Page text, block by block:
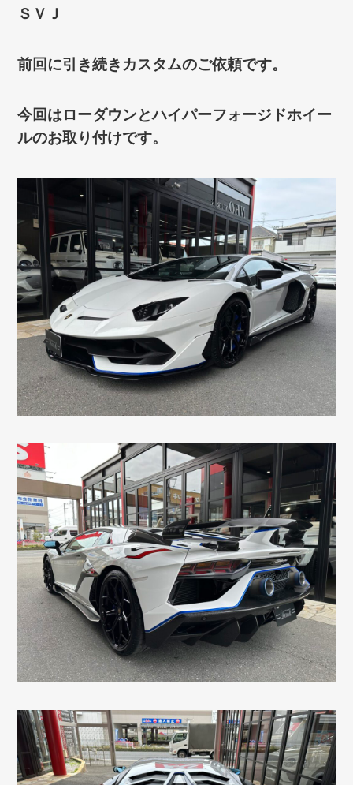
ＳＶＪ
前回に引き続きカスタムのご依頼です。
今回はローダウンとハイパーフォージドホイー
ルのお取り付けです。